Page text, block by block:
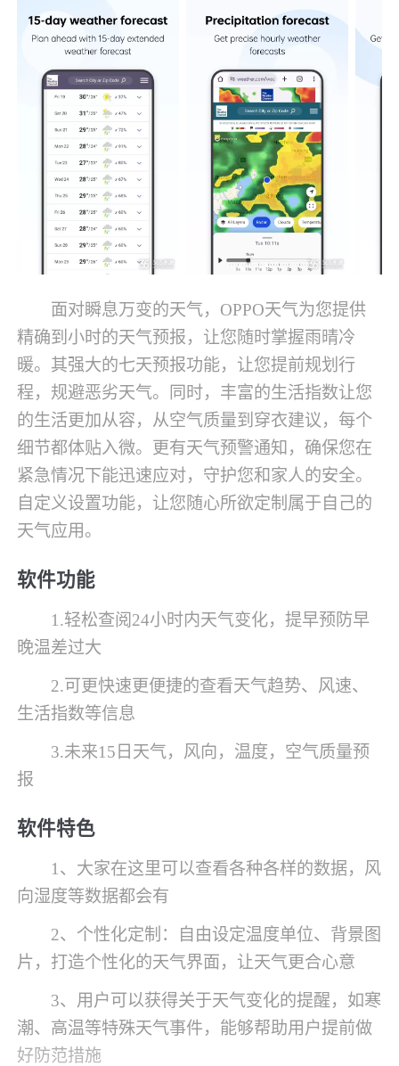
面对瞬息万变的天气，OPPO天气为您提供
精确到小时的天气预报，让您随时掌握雨晴冷
暖。其强大的七天预报功能，让您提前规划行
程，规避恶劣天气。同时，丰富的生活指数让您
的生活更加从容，从空气质量到穿衣建议，每个
细节都体贴入微。更有天气预警通知，确保您在
紧急情况下能迅速应对，守护您和家人的安全。
自定义设置功能，让您随心所欲定制属于自己的
天气应用。
软件功能
1.轻松查阅24小时内天气变化，提早预防早
晚温差过大
2.可更快速更便捷的查看天气趋势、风速、
生活指数等信息
3.未来15日天气，风向，温度，空气质量预
报
软件特色
1、大家在这里可以查看各种各样的数据，风
向湿度等数据都会有
2、个性化定制：自由设定温度单位、背景图
片，打造个性化的天气界面，让天气更合心意
3、用户可以获得关于天气变化的提醒，如寒
潮、高温等特殊天气事件，能够帮助用户提前做
好防范措施